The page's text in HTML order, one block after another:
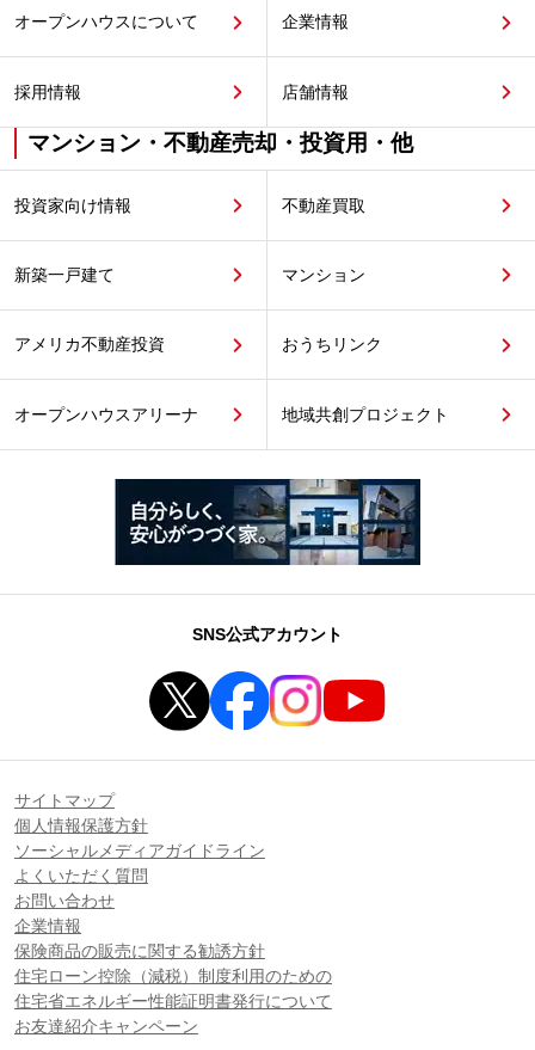
オープンハウスについて 企業情報
採用情報 店舗情報
マンション・不動産売却・投資用・他
投資家向け情報 不動産買取
新築一戸建て マンション
アメリカ不動産投資 おうちリンク
オープンハウスアリーナ 地域共創プロジェクト
SNS公式アカウント
サイトマップ
個人情報保護方針
ソーシャルメディアガイドライン
よくいただく質問
お問い合わせ
企業情報
保険商品の販売に関する勧誘方針
住宅ローン控除（減税）制度利用のための
住宅省エネルギー性能証明書発行について
お友達紹介キャンペーン